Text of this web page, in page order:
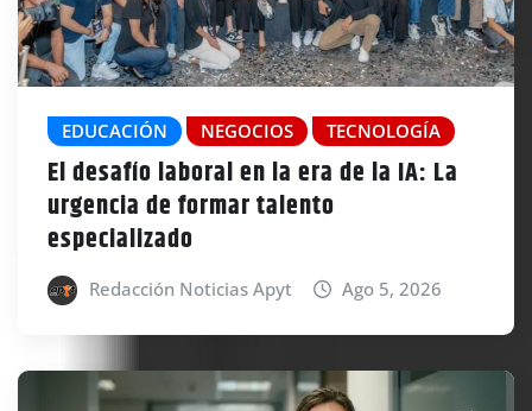
EDUCACIÓN NEGOCIOS TECNOLOGÍA
El desafío laboral en la era de la IA: La
urgencia de formar talento
especializado
Redacción Noticias Apyt Ago 5, 2026